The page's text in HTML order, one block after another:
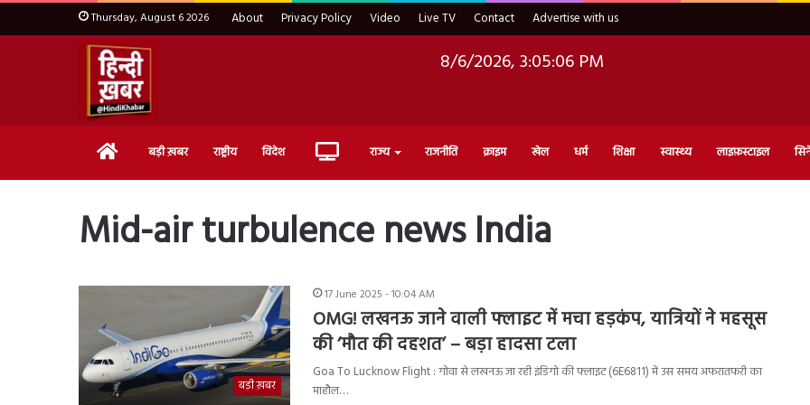
Thursday, August 6 2026 About Privacy Policy Video Live TV Contact Advertise with us
8/6/2026, 3:05:07 PM
Home बड़ी ख़बर राष्ट्रीय विदेश Live राज्य राजनीति क्राइम खेल धर्म शिक्षा स्वास्थ्य लाइफ़स्टाइल
Mid-air turbulence news India
बड़ी ख़बर
17 June 2025 - 10:04 AM
OMG! लखनऊ जाने वाली फ्लाइट में मचा हड़कंप, यात्रियों ने महसूस
की ‘मौत की दहशत’ – बड़ा हादसा टला
Goa To Lucknow Flight : गोवा से लखनऊ जा रही इंडिगो की फ्लाइट (6E6811) में उस समय अफरातफरी का
माहौल…